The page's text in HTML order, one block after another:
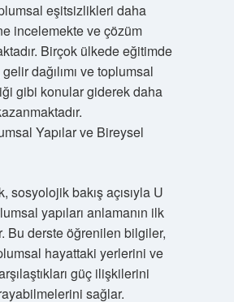
eşitsizlikleri daha
incelemekte ve çözüm
Birçok ülkede eğitimde
dağılımı ve toplumsal
gibi konular giderek daha
Yapılar ve Bireysel
sosyolojik bakış açısıyla U
yapıları anlamanın ilk
Bu derste öğrenilen bilgiler,
hayattaki yerlerini ve
güç ilişkilerini
sağlar.